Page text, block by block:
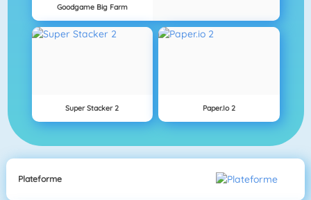
Goodgame Big Farm
Super Stacker 2 Paper.io 2
Plateforme